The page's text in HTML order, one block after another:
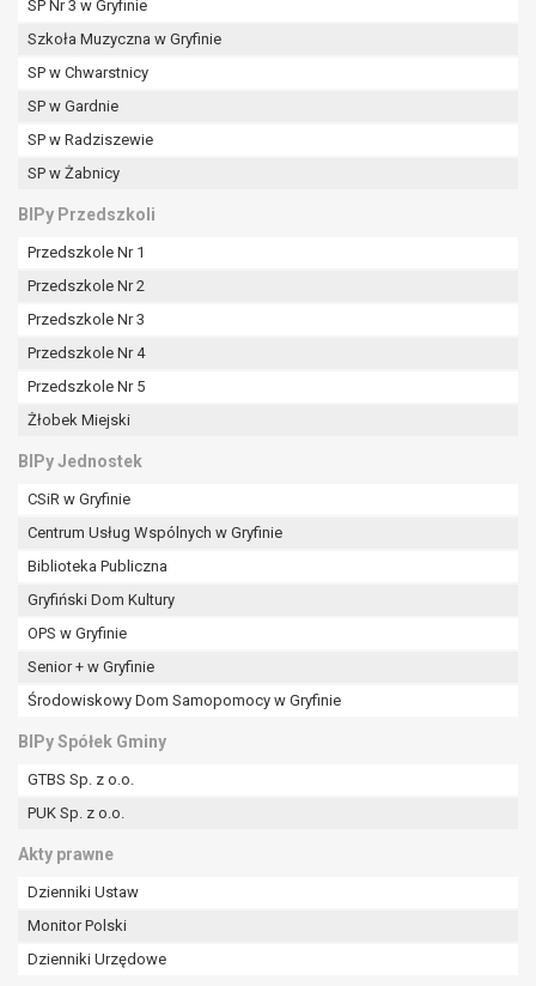
SP Nr 3 w Gryfinie
Szkoła Muzyczna w Gryfinie
SP w Chwarstnicy
SP w Gardnie
SP w Radziszewie
SP w Żabnicy
BIPy Przedszkoli
Przedszkole Nr 1
Przedszkole Nr 2
Przedszkole Nr 3
Przedszkole Nr 4
Przedszkole Nr 5
Żłobek Miejski
BIPy Jednostek
CSiR w Gryfinie
Centrum Usług Wspólnych w Gryfinie
Biblioteka Publiczna
Gryfiński Dom Kultury
OPS w Gryfinie
Senior + w Gryfinie
Środowiskowy Dom Samopomocy w Gryfinie
BIPy Spółek Gminy
GTBS Sp. z o.o.
PUK Sp. z o.o.
Akty prawne
Dzienniki Ustaw
Monitor Polski
Dzienniki Urzędowe